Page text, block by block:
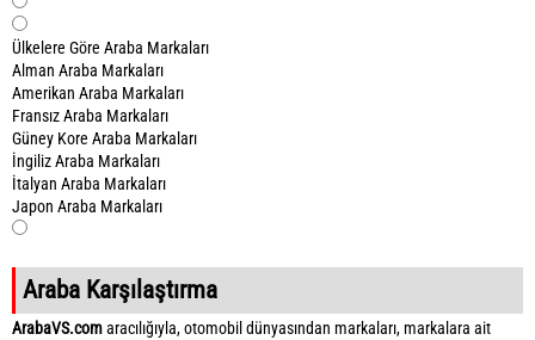
Ülkelere Göre Araba Markaları
Alman Araba Markaları
Amerikan Araba Markaları
Fransız Araba Markaları
Güney Kore Araba Markaları
İngiliz Araba Markaları
İtalyan Araba Markaları
Japon Araba Markaları
Araba Karşılaştırma
ArabaVS.comaracılığıyla, otomobil dünyasından markaları, markalara ait